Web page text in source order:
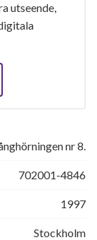
utseende,
nr 8.
702001-4846
1997
Stockholm